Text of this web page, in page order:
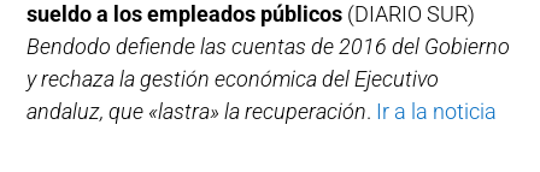
sueldo a los empleados públicos (DIARIO SUR)
Bendodo defiende las cuentas de 2016 del Gobierno
y rechaza la gestión económica del Ejecutivo
andaluz, que «lastra» la recuperación. Ir a la noticia